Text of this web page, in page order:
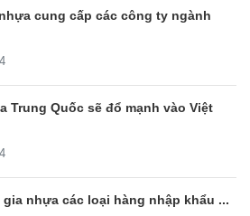
cung cấp các công ty ngành
Trung Quốc sẽ đổ mạnh vào Việt
gia nhựa các loại hàng nhập khẩu ...